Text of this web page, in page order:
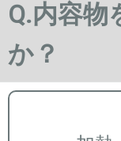
Q.内容物
か？